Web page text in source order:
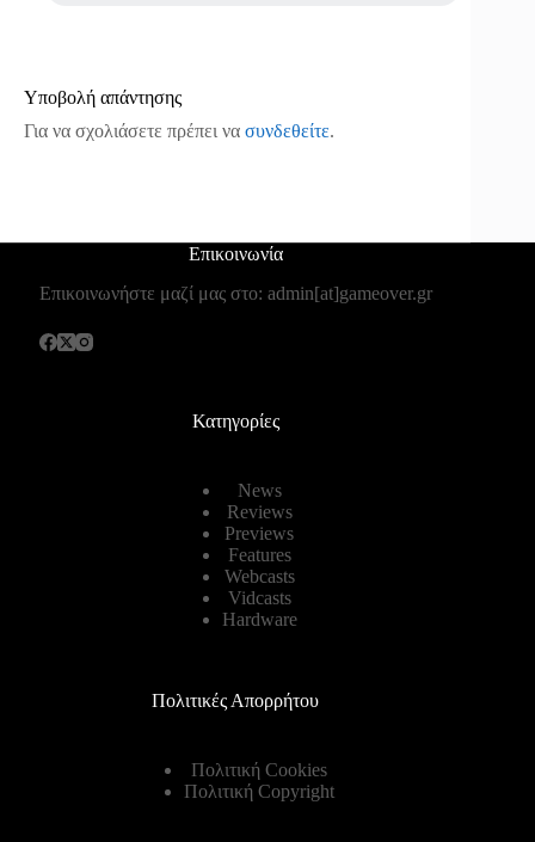
Υποβολή απάντησης
Για να σχολιάσετε πρέπει να συνδεθείτε.
Επικοινωνία
Επικοινωνήστε μαζί μας στο: admin[at]gameover.gr
Κατηγορίες
News
Reviews
Previews
Features
Webcasts
Vidcasts
Hardware
Πολιτικές Απορρήτου
Πολιτική Cookies
Πολιτική Copyright